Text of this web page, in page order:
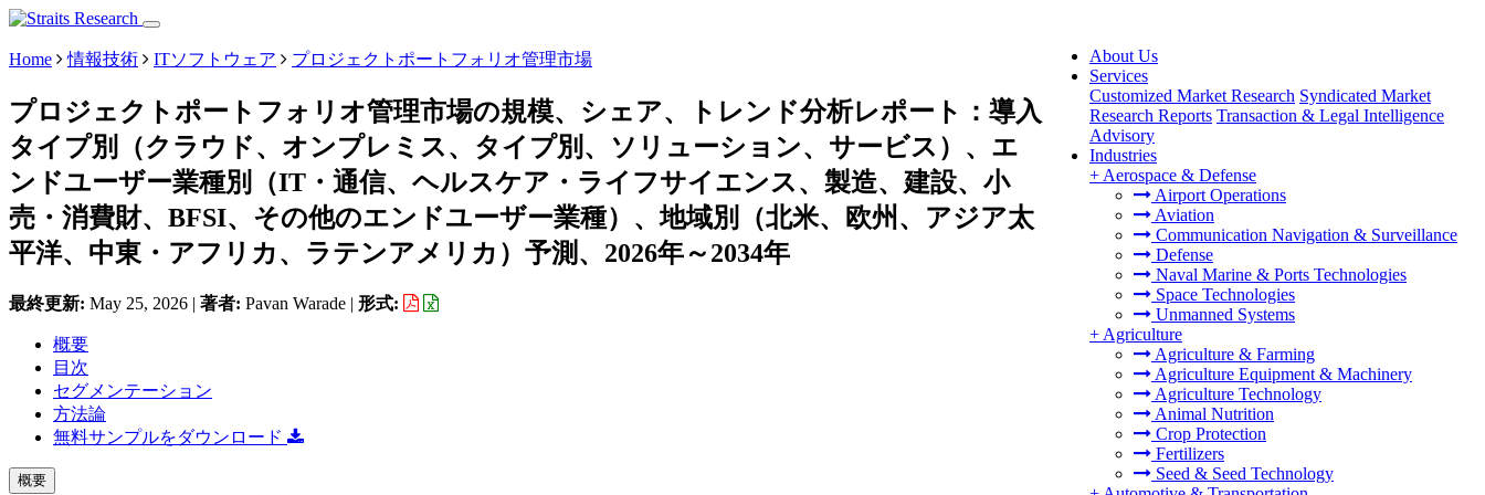
About Us
Services
Customized Market Research Syndicated Market
Research Reports Transaction & Legal Intelligence
Advisory
Industries
+ Aerospace & Defense
Airport Operations
Aviation
Communication Navigation & Surveillance
Defense
Naval Marine & Ports Technologies
Space Technologies
Unmanned Systems
+ Agriculture
Agriculture & Farming
Agriculture Equipment & Machinery
Agriculture Technology
Animal Nutrition
Crop Protection
Fertilizers
Seed & Seed Technology
Home 情報技術 ITソフトウェア プロジェクトポートフォリオ管理市場
プロジェクトポートフォリオ管理市場の規模、シェア、トレンド分析レポート：導入
タイプ別（クラウド、オンプレミス、タイプ別、ソリューション、サービス）、エ
ンドユーザー業種別（IT・通信、ヘルスケア・ライフサイエンス、製造、建設、小
売・消費財、BFSI、その他のエンドユーザー業種）、地域別（北米、欧州、アジア太
平洋、中東・アフリカ、ラテンアメリカ）予測、2026年～2034年
最終更新: May 25, 2026 | 著者: Pavan Warade | 形式:
概要
目次
セグメンテーション
方法論
無料サンプルをダウンロード
概要